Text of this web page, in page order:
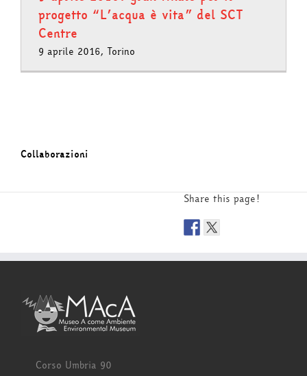
progetto “L’acqua è vita” del SCT
Centre
9 aprile 2016, Torino
Collaborazioni
Share this page!
Corso Umbria 90